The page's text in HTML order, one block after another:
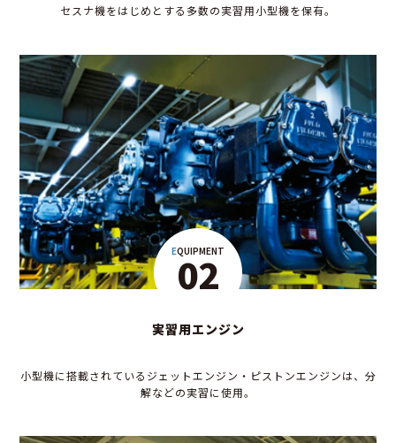
セスナ機をはじめとする多数の実習用小型機を保有。
EQUIPMENT
02
実習用エンジン
小型機に搭載されているジェットエンジン・ピストンエンジンは、分
解などの実習に使用。